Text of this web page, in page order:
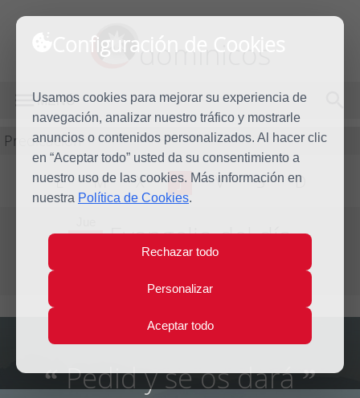
Configuración de Cookies
Usamos cookies para mejorar su experiencia de
navegación, analizar nuestro tráfico y mostrarle
anuncios o contenidos personalizados. Al hacer clic
en “Aceptar todo” usted da su consentimiento a
nuestro uso de las cookies. Más información en
nuestra Política de Cookies.
Rechazar todo
Personalizar
Aceptar todo
dominicos
MENÚ
Predicación
L M X J V S D
5 Evangelio del día
“Pedid y se os dará”